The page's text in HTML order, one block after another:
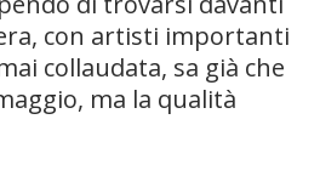
con artisti importanti
collaudata, sa già che
ma la qualità